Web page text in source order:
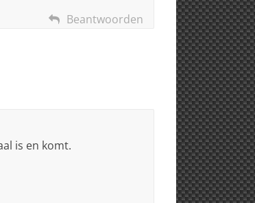
Beantwoorden
is en komt.